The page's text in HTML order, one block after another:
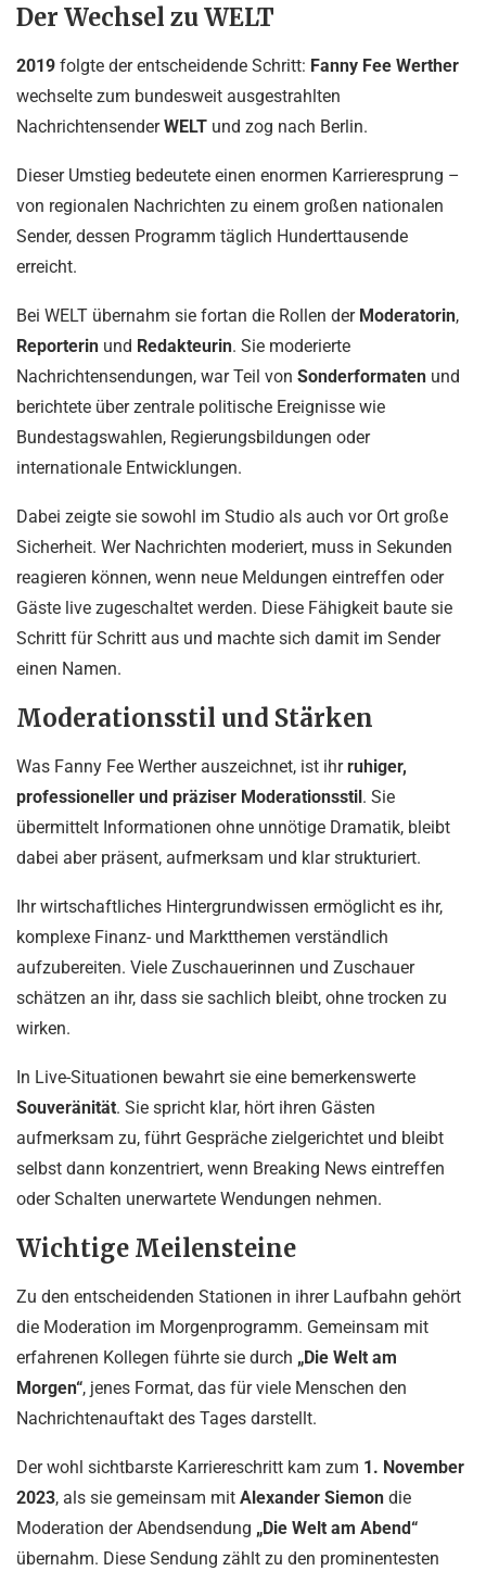
Der Wechsel zu WELT
2019 folgte der entscheidende Schritt: Fanny Fee Werther
wechselte zum bundesweit ausgestrahlten
NachrichtensenderWELT und zog nach Berlin.
Dieser Umstieg bedeutete einen enormen Karrieresprung –
von regionalen Nachrichten zu einem großen nationalen
Sender, dessen Programm täglich Hunderttausende
erreicht.
Bei WELT übernahm sie fortan die Rollen der Moderatorin,
Reporterin und Redakteurin. Sie moderierte
Nachrichtensendungen, war Teil von Sonderformaten und
berichtete über zentrale politische Ereignisse wie
Bundestagswahlen, Regierungsbildungen oder
internationale Entwicklungen.
Dabei zeigte sie sowohl im Studio als auch vor Ort große
Sicherheit. Wer Nachrichten moderiert, muss in Sekunden
reagieren können, wenn neue Meldungen eintreffen oder
Gäste live zugeschaltet werden. Diese Fähigkeit baute sie
Schritt für Schritt aus und machte sich damit im Sender
einen Namen.
Moderationsstil und Stärken
Was Fanny Fee Werther auszeichnet, ist ihrruhiger,
professioneller und präziser Moderationsstil . Sie
übermittelt Informationen ohne unnötige Dramatik, bleibt
dabei aber präsent, aufmerksam und klar strukturiert.
Ihr wirtschaftliches Hintergrundwissen ermöglicht es ihr,
komplexe Finanz- und Marktthemen verständlich
aufzubereiten. Viele Zuschauerinnen und Zuschauer
schätzen an ihr, dass sie sachlich bleibt, ohne trocken zu
wirken.
In Live-Situationen bewahrt sie eine bemerkenswerte
Souveränität. Sie spricht klar, hört ihren Gästen
aufmerksam zu, führt Gespräche zielgerichtet und bleibt
selbst dann konzentriert, wenn Breaking News eintreffen
oder Schalten unerwartete Wendungen nehmen.
Wichtige Meilensteine
Zu den entscheidenden Stationen in ihrer Laufbahn gehört
die Moderation im Morgenprogramm. Gemeinsam mit
erfahrenen Kollegen führte sie durch „Die Welt am
Morgen“, jenes Format, das für viele Menschen den
Nachrichtenauftakt des Tages darstellt.
Der wohl sichtbarste Karriereschritt kam zum 1. November
2023, als sie gemeinsam mit Alexander Siemon die
Moderation der Abendsendung „Die Welt am Abend“
übernahm. Diese Sendung zählt zu den prominentesten